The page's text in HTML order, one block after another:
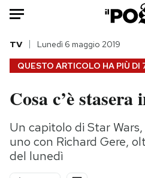
HOME
Italia
Politica
Tecnologia
QUESTO ARTICOLO HA PIÙ DI
TV Lunedì 6 maggio 2019
Cosa c’è stasera
Un capitolo di Star
uno con Richard Gere,
del lunedì